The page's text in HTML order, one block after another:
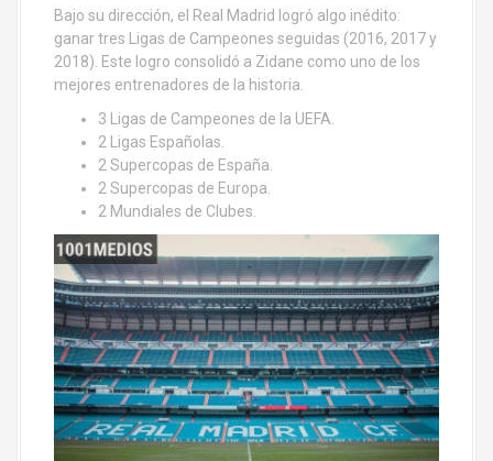
Bajo su dirección, el Real Madrid logró algo inédito:
ganar tres Ligas de Campeones seguidas (2016, 2017 y
2018). Este logro consolidó a Zidane como uno de los
mejores entrenadores de la historia.
3 Ligas de Campeones de la UEFA.
2 Ligas Españolas.
2 Supercopas de España.
2 Supercopas de Europa.
2 Mundiales de Clubes.